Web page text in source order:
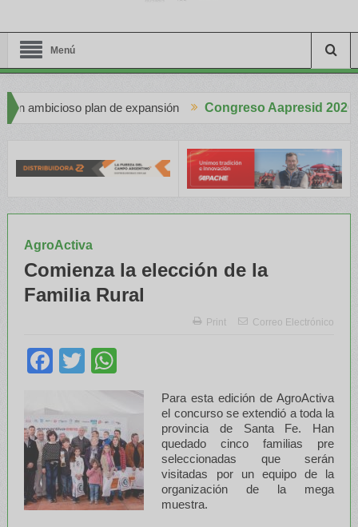
Menú
Congreso Aapresid 2026
AgroActiva
Comienza la elección de la
Familia Rural
Print Correo Electrónico
Facebook
Twitter
Para esta edición de AgroActiva
el concurso se extendió a toda la
provincia de Santa Fe. Han
quedado cinco familias pre
seleccionadas que serán
visitadas por un equipo de la
organización de la mega
muestra.